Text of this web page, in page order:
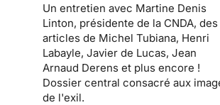
Un entretien avec Martine Denis
Linton, présidente de la CNDA, des
articles de Michel Tubiana, Henri
Labayle, Javier de Lucas, Jean
Arnaud Derens et plus encore !
Dossier central consacré aux
de l'exil.